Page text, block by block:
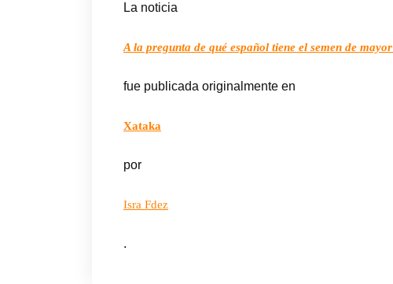
La noticia
A la pregunta de qué español tiene el semen de
fue publicada originalmente en
Xataka
por
Isra Fdez
.